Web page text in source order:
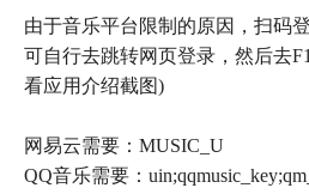
由于音乐平台限制的原因，扫码
可自行去跳转网页登录，然后去
看应用介绍截图)
网易云需要：MUSIC_U
QQ音乐需要：